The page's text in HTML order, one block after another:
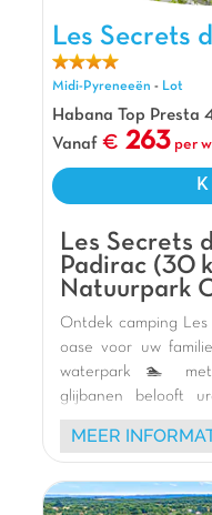
Les Secrets de Padirac,
Les Secrets
Midi-Pyreneeën - Lot
Habana Top Presta
Vanaf
263 per
Les Secrets
Padirac (30
Natuurpark
Ontdek camping
oase voor uw
waterpark 🏊 met
glijbanen belooft
Kinderen zullen
speeltuin in
rustgevende
MEER